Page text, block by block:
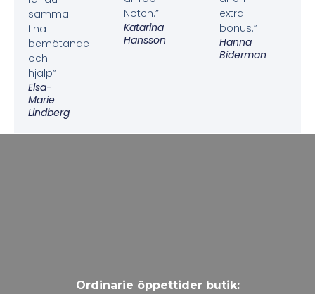
samma
fina
bemötande
och
hjälp”
Elsa-
Marie
Lindberg
Notch.”
Katarina
Hansson
extra
bonus.”
Hanna
Biderman
Ordinarie öppettider butik: